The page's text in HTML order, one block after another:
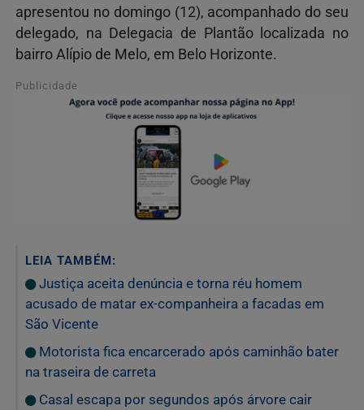
apresentou no domingo (12), acompanhado do seu
delegado, na Delegacia de Plantão localizada no
bairro Alípio de Melo, em Belo Horizonte.
Publicidade
LEIA TAMBÉM:
Justiça aceita denúncia e torna réu homem
acusado de matar ex-companheira a facadas em
São Vicente
Motorista fica encarcerado após caminhão bater
na traseira de carreta
Casal escapa por segundos após árvore cair